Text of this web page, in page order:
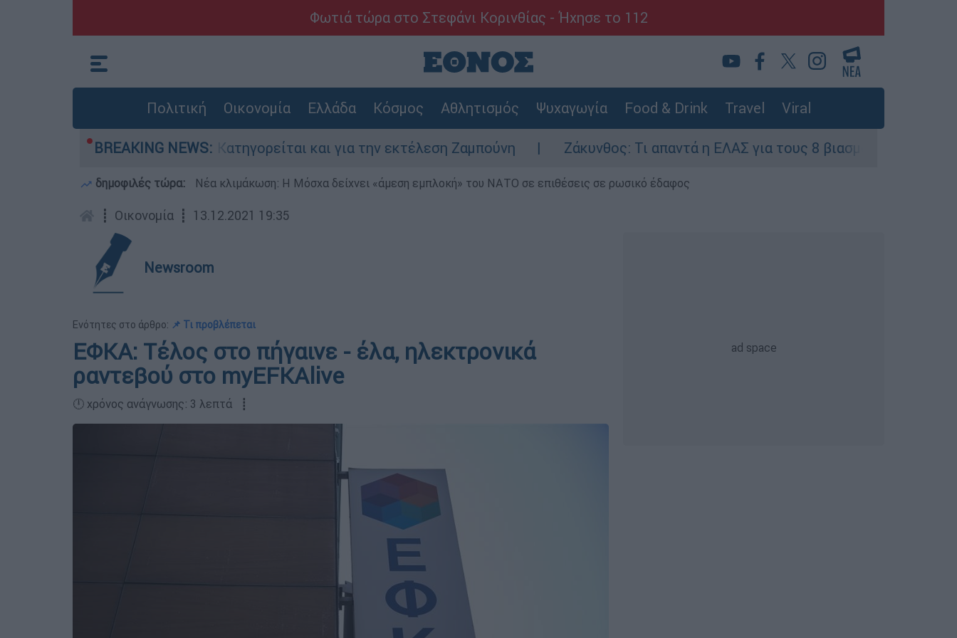
Φωτιά τώρα στο Στεφάνι Κορινθίας - Ήχησε το 112
Πολιτική Οικονομία Ελλάδα Κόσμος Αθλητισμός Ψυχαγωγία Food & Drink Travel Viral
BREAKING NEWS:
στην Ελλάδα - Κατηγορείται και για την εκτέλεση Ζαμπούνη Ζάκυνθος: Τι απαντά η ΕΛΑΣ για τους 8 βιασμούς τουριστριών -
δημοφιλές τώρα: Νέα κλιμάκωση: Η Μόσχα δείχνει «άμεση εμπλοκή» του ΝΑΤΟ σε επιθέσεις σε ρωσικό έδαφος
┋ Οικονομία ┋ 13.12.2021 19:35
Newsroom
Ενότητες στο άρθρο: 📌 Τι προβλέπεται
ΕΦΚΑ: Τέλος στο πήγαινε - έλα, ηλεκτρονικά
ραντεβού στο myEFKAlive
🕛 χρόνος ανάγνωσης: 3 λεπτά ┋